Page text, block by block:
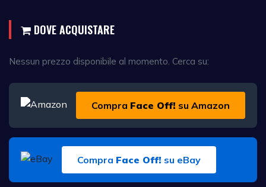
DOVE ACQUISTARE
Nessun prezzo disponibile al momento. Cerca su:
Compra Face Off! su Amazon
Compra Face Off! su eBay